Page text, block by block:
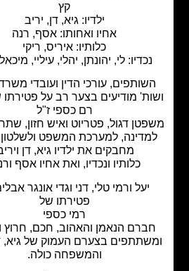
ילדיו: גיא, דן, יריב
אחיו ואחותו: אסף, רנה
כלותיו: איריס, ריקי
נכדיו: לי, יהונתן, יהלי, עיליי, מיכאל, מיה
עורכי הדין ועובדי משרד כספי
מודיעיםבצער רב על פטירתו של עו"ד
רם כספי ז"ל
דגול, פטריוט ואיש חזון, שתרם רבות
למערכת המשפט ולשלטון החוק.
מחבקים את ילדיו גיא, דן ויריב,
כלותיו ונכדיו, ואת אחיו אסף ורנה.
יעל ורמי טלי, דני וגדי אונגר אבלים על
פטירתו של
רמי כספי
הנאמן והאהוב, חכם, חרוץ ומקורי
בצערם העמוק של גיא, דן ויריב
והמשפחה כולה.